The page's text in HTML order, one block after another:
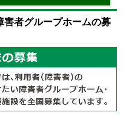
害者グループホームの募
・障害年金に申し込む
リットは大きいがデメリ
ソン病の認定基準
を得る